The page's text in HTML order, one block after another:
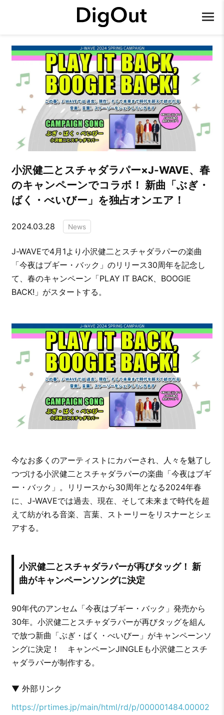
小沢健二とスチャダラパー×J-WAVE、春
のキャンペーンでコラボ！ 新曲「ぶぎ・
ばく・べいびー」を独占オンエア！
2024.03.28 News
J-WAVEで4月1より小沢健二とスチャダラパーの楽曲
「今夜はブギー・バック」のリリース30周年を記念し
て、春のキャンペーン「PLAY IT BACK、BOOGIE
BACK!」がスタートする。
今なお多くのアーティストにカバーされ、人々を魅了し
つづける小沢健二とスチャダラパーの楽曲「今夜はブギ
ー・バック」。リリースから30周年となる2024年春
に、J-WAVEでは過去、現在、そして未来まで時代を超
えて紡がれる音楽、言葉、ストーリーをリスナーとシェ
アする。
小沢健二とスチャダラパーが再びタッグ！ 新
曲がキャンペーンソングに決定
90年代のアンセム「今夜はブギー・バック」発売から
30年。小沢健二とスチャダラパーが再びタッグを組ん
で放つ新曲「ぶぎ・ばく・べいびー」がキャンペーンソ
ングに決定！ キャンペーンJINGLEも小沢健二とスチ
ャダラパーが制作する。
▼ 外部リンク
https://prtimes.jp/main/html/rd/p/000001484.00002